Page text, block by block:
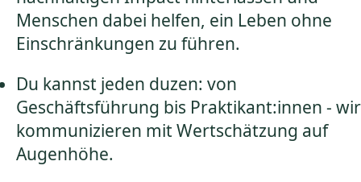
Menschen dabei helfen, ein Leben ohne
Einschränkungen zu führen.
Du kannst jeden duzen: von
Geschäftsführung bis Praktikant:innen - wir
kommunizieren mit Wertschätzung auf
Augenhöhe.